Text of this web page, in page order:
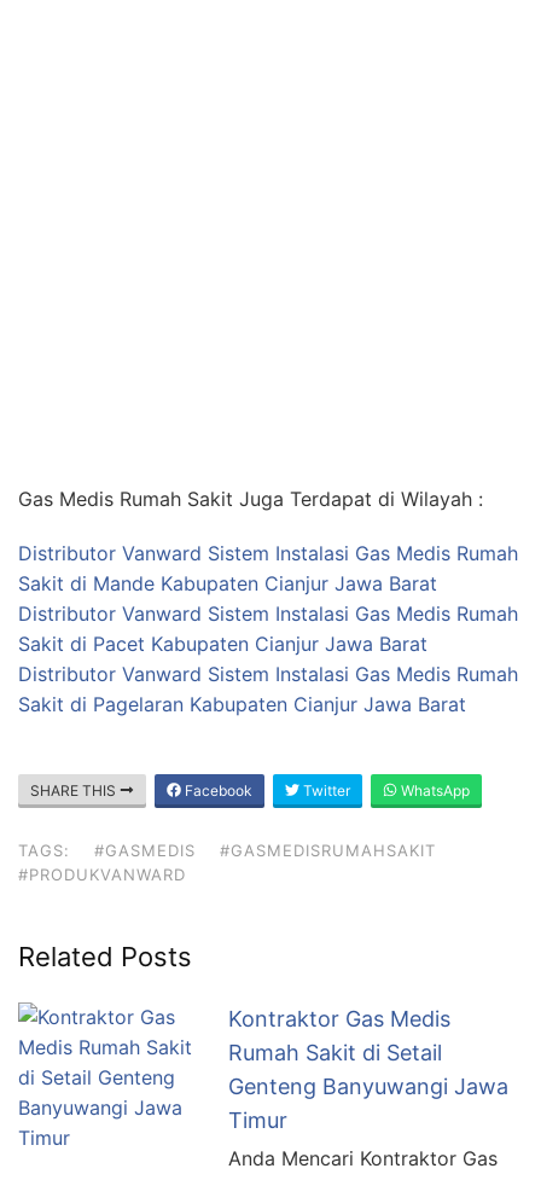
Gas Medis Rumah Sakit Juga Terdapat di Wilayah :
Distributor Vanward Sistem Instalasi Gas Medis Rumah
Sakit di Mande Kabupaten Cianjur Jawa Barat
Distributor Vanward Sistem Instalasi Gas Medis Rumah
Sakit di Pacet Kabupaten Cianjur Jawa Barat
Distributor Vanward Sistem Instalasi Gas Medis Rumah
Sakit di Pagelaran Kabupaten Cianjur Jawa Barat
SHARE THIS Facebook Twitter WhatsApp
TAGS: #GASMEDIS
#GASMEDISRUMAHSAKIT
#PRODUKVANWARD
Related Posts
Kontraktor Gas Medis
Rumah Sakit di Setail
Genteng Banyuwangi Jawa
Timur
Anda Mencari Kontraktor Gas